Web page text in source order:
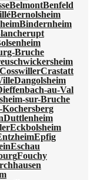
BelmontBenfeld
Bernolsheim
Bindernheim
Bruche
CosswillerCrastatt
Dangolsheim
au-Val
sur-Bruche
Kochersberg
Duttlenheim
Eckbolsheim
Epfig
Eschau
Fouchy